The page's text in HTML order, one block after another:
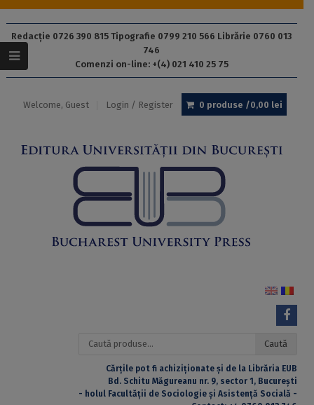
Redacție 0726 390 815 Tipografie 0799 210 566 Librărie 0760 013
746
Comenzi on-line: +(4) 021 410 25 75
Welcome, Guest Login / Register 0 produse /0,00 lei
Caută
Caută
Cărțile pot fi achiziționate și de la Librăria EUB
Bd. Schitu Măgureanu nr. 9, sector 1, București
- holul Facultății de Sociologie și Asistență Socială -